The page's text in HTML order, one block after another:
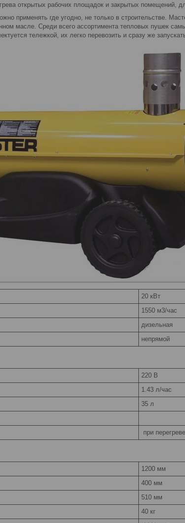
открытых рабочих площадок и закрытых помещений,
применять где угодно, не только в строительстве.
масле. Среди всего ассортимента тепловых пушек
тележкой, их легко перевозить и сразу же
20 кВт
1550 м3/час
дизельная
непрямой
220 В
1.43 л/час
35 л
при перегреве
1200 мм
400 мм
510 мм
40 кг